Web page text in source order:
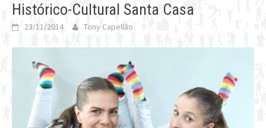
Histórico-Cultural Santa Casa
23/11/2014 Tony Capellão